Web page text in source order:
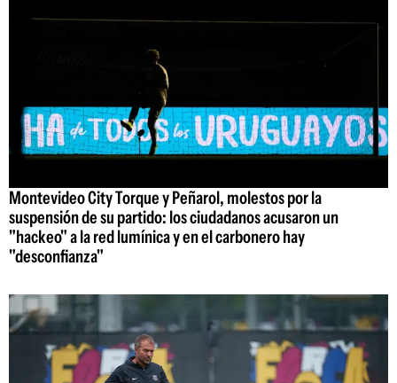
Montevideo City Torque y Peñarol, molestos por la
suspensión de su partido: los ciudadanos acusaron un
"hackeo" a la red lumínica y en el carbonero hay
"desconfianza"